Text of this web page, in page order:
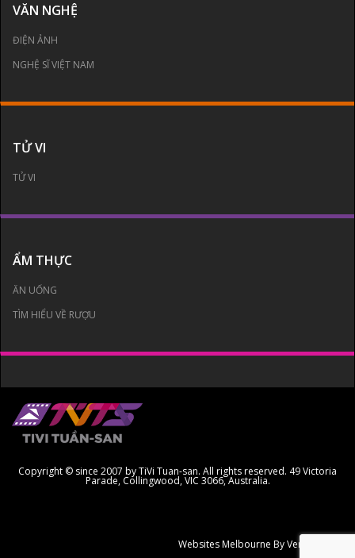
VĂN NGHỆ
ĐIỆN ẢNH
NGHỆ SĨ VIỆT NAM
TỬ VI
TỬ VI
ẨM THỰC
ĂN UỐNG
TÌM HIỂU VỀ RƯỢU
Copyright © since 2007 by TiVi Tuan-san. All rights reserved. 49 Victoria
Parade, Collingwood, VIC 3066, Australia.
Websites Melbourne By Ven Creative